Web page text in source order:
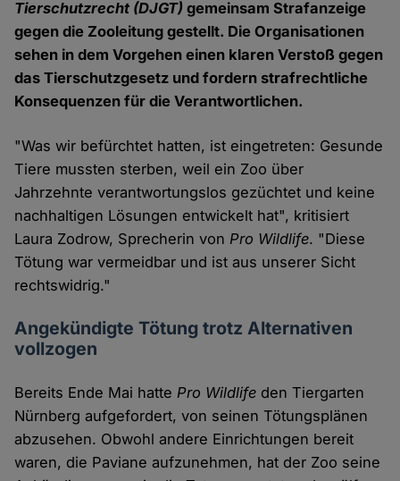
Tierschutzrecht (DJGT) gemeinsam Strafanzeige
gegen die Zooleitung gestellt. Die Organisationen
sehen in dem Vorgehen einen klaren Verstoß gegen
das Tierschutzgesetz und fordern strafrechtliche
Konsequenzen für die Verantwortlichen.
"Was wir befürchtet hatten, ist eingetreten: Gesunde
Tiere mussten sterben, weil ein Zoo über
Jahrzehnte verantwortungslos gezüchtet und keine
nachhaltigen Lösungen entwickelt hat", kritisiert
Laura Zodrow, Sprecherin vonPro Wildlife. "Diese
Tötung war vermeidbar und ist aus unserer Sicht
rechtswidrig."
Angekündigte Tötung trotz Alternativen
vollzogen
Bereits Ende Mai hattePro Wildlife den Tiergarten
Nürnberg aufgefordert, von seinen Tötungsplänen
abzusehen. Obwohl andere Einrichtungen bereit
waren, die Paviane aufzunehmen, hat der Zoo seine